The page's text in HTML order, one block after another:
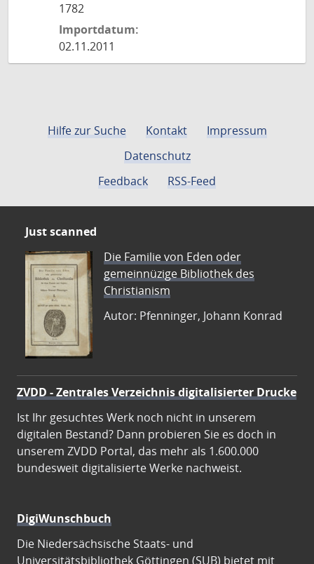
1782
Importdatum:
02.11.2011
Hilfe zur Suche Kontakt
Impressum
Datenschutz
Feedback
RSS-Feed
Just scanned
Die Familie von Eden oder
gemeinnüzige Bibliothek des
Christianism
Autor: Pfenninger, Johann Konrad
ZVDD - Zentrales Verzeichnis digitalisierter Drucke
Ist Ihr gesuchtes Werk noch nicht in unserem
digitalen Bestand? Dann probieren Sie es doch in
unserem ZVDD Portal, das mehr als 1.600.000
bundesweit digitalisierte Werke nachweist.
DigiWunschbuch
Die Niedersächsische Staats- und
Universitätsbibliothek Göttingen (SUB) bietet mit